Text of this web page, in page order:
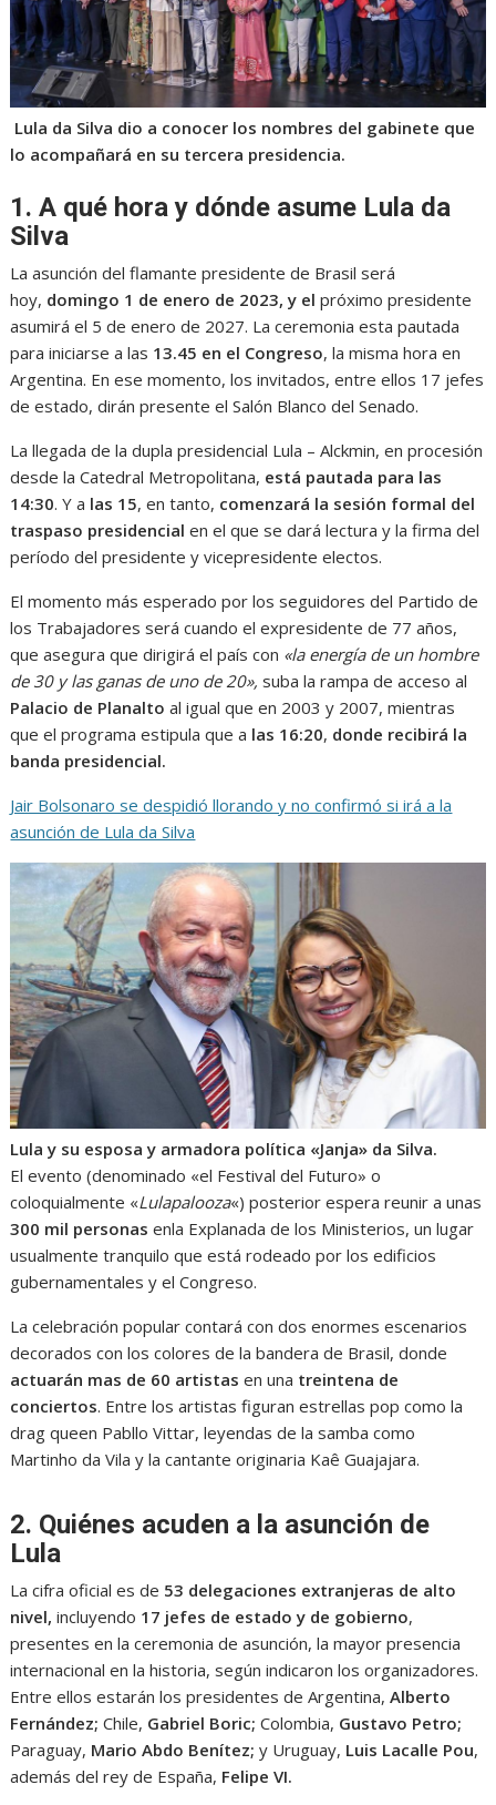
Lula da Silva dio a conocer los nombres del gabinete que
lo acompañará en su tercera presidencia.
1. A qué hora y dónde asume Lula da
Silva
La asunción del flamante presidente de Brasil será
hoy, domingo 1 de enero de 2023, y elpróximo presidente
asumirá el 5 de enero de 2027. La ceremonia esta pautada
para iniciarse a las 13.45 en el Congreso, la misma hora en
Argentina. En ese momento, los invitados, entre ellos 17 jefes
de estado, dirán presente el Salón Blanco del Senado.
La llegada de la dupla presidencial Lula – Alckmin, en procesión
desde la Catedral Metropolitana, está pautada para las
14:30. Y a las 15, en tanto, comenzará la sesión formal del
traspaso presidencialen el que se dará lectura y la firma del
período del presidente y vicepresidente electos.
El momento más esperado por los seguidores del Partido de
los Trabajadores será cuando el expresidente de 77 años,
que asegura que dirigirá el país con «la energía de un hombre
de 30 y las ganas de uno de 20», suba la rampa de acceso al
Palacio de Planalto al igual que en 2003 y 2007, mientras
que el programa estipula que a las 16:20, donde recibirá la
banda presidencial.
Jair Bolsonaro se despidió llorando y no confirmó si irá a la
asunción de Lula da Silva
Lula y su esposa y armadora política «Janja» da Silva.
El evento (denominado «el Festival del Futuro» o
coloquialmente «Lulapalooza«) posterior espera reunir a unas
300 mil personas enla Explanada de los Ministerios, un lugar
usualmente tranquilo que está rodeado por los edificios
gubernamentales y el Congreso.
La celebración popular contará con dos enormes escenarios
decorados con los colores de la bandera de Brasil, donde
actuarán mas de 60 artistas en una treintena de
conciertos. Entre los artistas figuran estrellas pop como la
drag queen Pabllo Vittar, leyendas de la samba como
Martinho da Vila y la cantante originaria Kaê Guajajara.
2. Quiénes acuden a la asunción de
Lula
La cifra oficial es de 53 delegaciones extranjeras de alto
nivel,incluyendo 17 jefes de estado y de gobierno,
presentes en la ceremonia de asunción, la mayor presencia
internacional en la historia, según indicaron los organizadores.
Entre ellos estarán los presidentes de Argentina,Alberto
Fernández; Chile, Gabriel Boric; Colombia, Gustavo Petro;
Paraguay, Mario Abdo Benítez; y Uruguay, Luis Lacalle Pou,
además del rey de España, Felipe VI.